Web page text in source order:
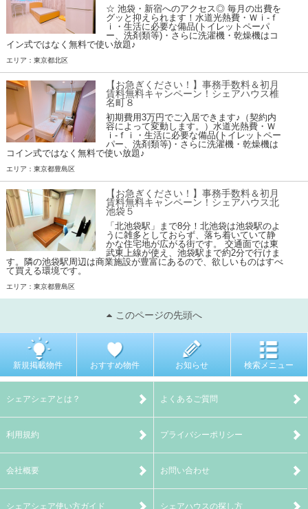
☆ 池袋・新宿へのアクセス◎ 毎月の出費を
グッと抑えられます！水道光熱費・Ｗｉ-ｆ
ｉ・生活に必要な備品(トイレットペーパ
ー、洗剤類等)・さらに洗濯機・乾燥機はコ
イン式ではなく無料で使い放題♪
エリア：東京都北区
【お急ぎください！】事務手数料＆初月
賃料無料キャンペーン！シェアハウス椎
名町８
初期費用3万円でご入居できます♪（契約内
容によって変動します。）水道光熱費・Ｗ
ｉ-ｆｉ・生活に必要な備品(トイレットペー
パー、洗剤類等)・さらに洗濯機・乾燥機は
コイン式ではなく無料で使い放題♪
エリア：東京都豊島区
【お急ぎください！】事務手数料＆初月
賃料無料キャンペーン！シェアハウス北
池袋５
「北池袋駅」まで8分！北池袋は池袋駅のよ
うに雑多としておらず、落ち着いていて静
かな住宅地が広がる街です。 交通面では東
武東上線が使え、池袋駅まで約2分で行けま
す。隣の池袋駅周辺は商業施設が豊富にあるので、欲しいものはすべ
て買える環境です。
エリア：東京都豊島区
このページの先頭へ
新規掲載物件 おすすめ物件 お知らせ 検索メニュー
シェアシェアとは？ よくあるご質問
利用規約 プライバシーポリシー
会社概要 お問い合わせ
シェアシェア使い方ガイド シェアハウスの探し方